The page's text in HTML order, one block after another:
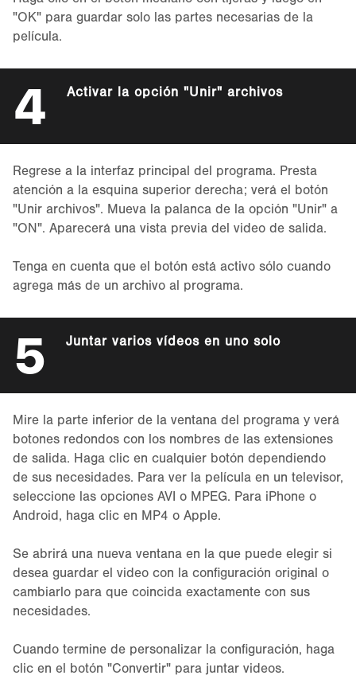
"OK" para guardar solo las partes necesarias de la
película.
4 Activar la opción "Unir" archivos
Regrese a la interfaz principal del programa. Presta
atención a la esquina superior derecha; verá el botón
"Unir archivos". Mueva la palanca de la opción "Unir" a
"ON". Aparecerá una vista previa del video de salida.
Tenga en cuenta que el botón está activo sólo cuando
agrega más de un archivo al programa.
5 Juntar varios vídeos en uno solo
Mire la parte inferior de la ventana del programa y verá
botones redondos con los nombres de las extensiones
de salida. Haga clic en cualquier botón dependiendo
de sus necesidades. Para ver la película en un televisor,
seleccione las opciones AVI o MPEG. Para iPhone o
Android, haga clic en MP4 o Apple.
Se abrirá una nueva ventana en la que puede elegir si
desea guardar el video con la configuración original o
cambiarlo para que coincida exactamente con sus
necesidades.
Cuando termine de personalizar la configuración, haga
clic en el botón "Convertir" para juntar videos.